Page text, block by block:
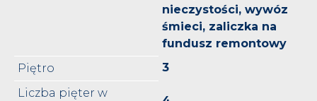
nieczystości, wywóz
śmieci, zaliczka na
fundusz remontowy
Piętro
3
Liczba pięter w